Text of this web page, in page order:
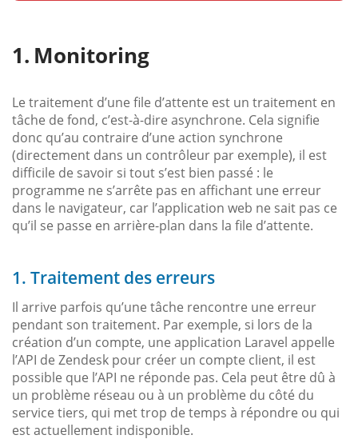
Monitoring
Le traitement d’une file d’attente est un traitement en
tâche de fond, c’est-à-dire asynchrone. Cela signifie
donc qu’au contraire d’une action synchrone
(directement dans un contrôleur par exemple), il est
difficile de savoir si tout s’est bien passé : le
programme ne s’arrête pas en affichant une erreur
dans le navigateur, car l’application web ne sait pas ce
qu’il se passe en arrière-plan dans la file d’attente.
1. Traitement des erreurs
Il arrive parfois qu’une tâche rencontre une erreur
pendant son traitement. Par exemple, si lors de la
création d’un compte, une application Laravel appelle
l’API de Zendesk pour créer un compte client, il est
possible que l’API ne réponde pas. Cela peut être dû à
un problème réseau ou à un problème du côté du
service tiers, qui met trop de temps à répondre ou qui
est actuellement indisponible.